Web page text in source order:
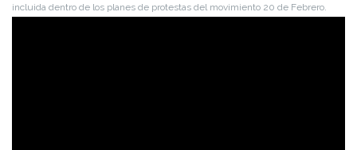
incluida dentro de los planes de protestas del movimiento 20 de Febrero.